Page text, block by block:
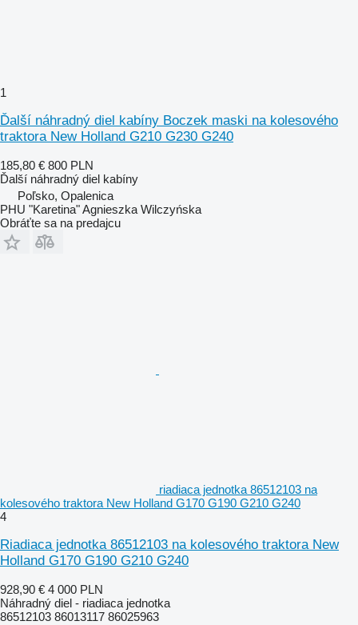
1
Ďalší náhradný diel kabíny Boczek maski na kolesového
traktora New Holland G210 G230 G240
185,80 € 800 PLN
Ďalší náhradný diel kabíny
Poľsko, Opalenica
PHU "Karetina" Agnieszka Wilczyńska
Obráťte sa na predajcu
riadiaca jednotka 86512103 na
kolesového traktora New Holland G170 G190 G210 G240
4
Riadiaca jednotka 86512103 na kolesového traktora New
Holland G170 G190 G210 G240
928,90 € 4 000 PLN
Náhradný diel - riadiaca jednotka
86512103 86013117 86025963